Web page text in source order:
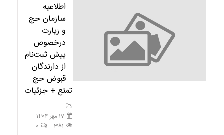
اطلاعيه
سازمان حج
و زيارت
درخصوص
پیش ثبت‌نام
از دارندگان
قبوض حج
تمتع + جزئیات
17 مهر 1404
381
0